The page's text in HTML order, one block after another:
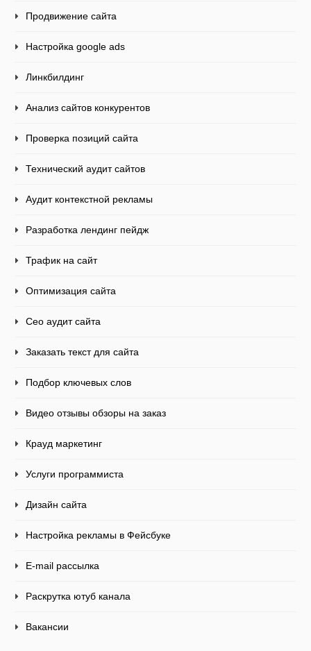
Продвижение сайта
Настройка google ads
Линкбилдинг
Анализ сайтов конкурентов
Проверка позиций сайта
Технический аудит сайтов
Аудит контекстной рекламы
Разработка лендинг пейдж
Трафик на сайт
Оптимизация сайта
Сео аудит сайта
Заказать текст для сайта
Подбор ключевых слов
Видео отзывы обзоры на заказ
Крауд маркетинг
Услуги программиста
Дизайн сайта
Настройка рекламы в Фейсбуке
E-mail рассылка
Раскрутка ютуб канала
Вакансии